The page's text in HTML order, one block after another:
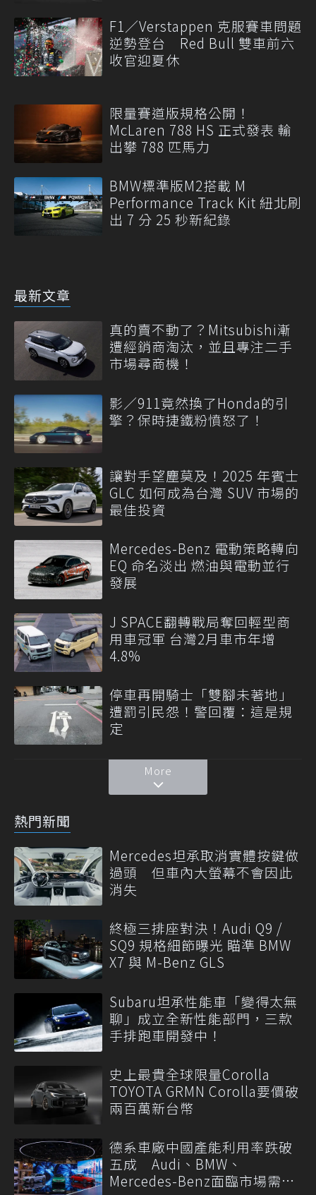
F1／Verstappen 克服賽車問題
逆勢登台 Red Bull 雙車前六
收官迎夏休
限量賽道版規格公開！
McLaren 788 HS 正式發表 輸
出攀 788 匹馬力
BMW標準版M2搭載 M
Performance Track Kit 紐北刷
出 7 分 25 秒新紀錄
最新文章
真的賣不動了？Mitsubishi漸
遭經銷商淘汰，並且專注二手
市場尋商機！
影／911竟然換了Honda的引
擎？保時捷鐵粉憤怒了！
讓對手望塵莫及！2025 年賓士
GLC 如何成為台灣 SUV 市場的
最佳投資
Mercedes-Benz 電動策略轉向
EQ 命名淡出 燃油與電動並行
發展
J SPACE翻轉戰局奪回輕型商
用車冠軍 台灣2月車市年增
4.8%
停車再開騎士「雙腳未著地」
遭罰引民怨！警回覆：這是規
定
More
熱門新聞
Mercedes坦承取消實體按鍵做
過頭 但車內大螢幕不會因此
消失
終極三排座對決！Audi Q9 /
SQ9 規格細節曝光 瞄準 BMW
X7 與 M-Benz GLS
Subaru坦承性能車「變得太無
聊」成立全新性能部門，三款
手排跑車開發中！
史上最貴全球限量Corolla
TOYOTA GRMN Corolla要價破
兩百萬新台幣
德系車廠中國產能利用率跌破
五成 Audi、BMW、
Mercedes-Benz面臨市場需求